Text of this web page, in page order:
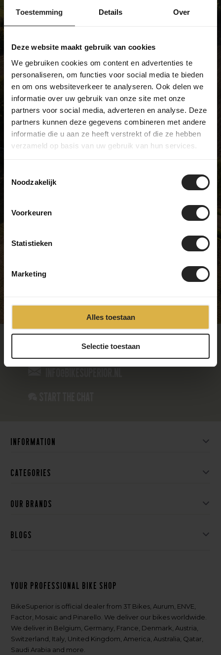
Toestemming Details Over
Deze website maakt gebruik van cookies
We gebruiken cookies om content en advertenties te
personaliseren, om functies voor social media te bieden
en om ons websiteverkeer te analyseren. Ook delen we
informatie over uw gebruik van onze site met onze
partners voor social media, adverteren en analyse. Deze
partners kunnen deze gegevens combineren met andere
informatie die u aan ze heeft verstrekt of die ze hebben
verzameld op basis van uw gebruik van hun services.
Noodzakelijk
Voorkeuren
Statistieken
Marketing
Alles toestaan
Selectie toestaan
we're pretty proud of that. We sell
unique models and have a real
showroom and discover it for
yourself!
BikeSuperior
De Joncheerelaan 25
7441 HA Nijverdal
The Netherlands
Monday
Saturday
085-4866235
Information
Categories
Our brands
Blogs
Your professional bike shop
BikeSuperior is official dealer from 3T Bikes, Aurum, ENVE,
Factor, Mosaic and Pinarello. We deliver our bikes worldwide.
We deliver in Belgium, Germany, France, Denmark, Austria,
Switzerland, Italy, United Kingdom, America, Australia, Qatar,
Saudi Arabia and more.